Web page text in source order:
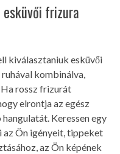
frizura
kiválasztaniuk esküvői
kombinálva,
rossz frizurát
elrontja az egész
Keressen egy
Ön igényeit, tippeket
az Ön képének